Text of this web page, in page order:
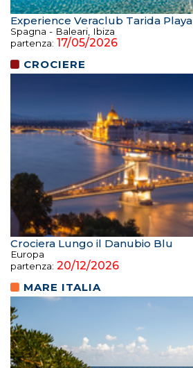
Experience Veraclub Tarida Playa
Spagna - Baleari, Ibiza
partenza: 17/05/2026
CROCIERE
Crociera Lungo il Danubio Blu
Europa
partenza: 20/12/2026
MARE ITALIA